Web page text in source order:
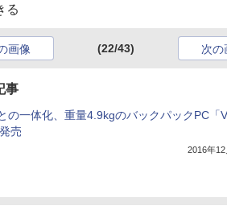
る
画像 (22/43) 次の
事
の一体化、重量4.9kgのバックパックPC「
売
2016年12